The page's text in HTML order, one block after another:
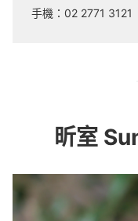
手機： 02 2771 3121
昕室